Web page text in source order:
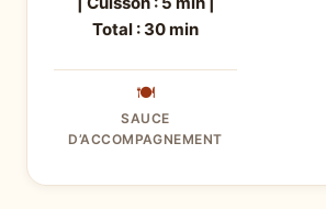
Total : 30 min
🍽
SAUCE
D’ACCOMPAGNEMENT